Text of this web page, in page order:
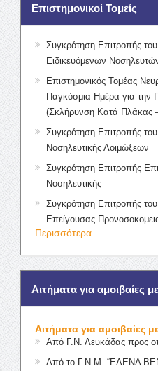
Επιστημονικοί Τομείς
Συγκρότηση Επιτροπής
Ειδικευόμενων
Επιστημονικός Τομέας
Παγκόσμια Ημέρα για
(Σκλήρυνση Κατά Πλάκας
Συγκρότηση Επιτροπής
Νοσηλευτικής Λοιμώξεων
Συγκρότηση Επιτροπής
Νοσηλευτικής
Συγκρότηση Επιτροπής
Επείγουσας
Περισσότερα
Αιτήματα για αμοιβαίες
Αιτήματα για αμοιβαίες
Από Γ.Ν. Λευκάδας προς
Από το Γ.Ν.Μ. “ΕΛΕΝΑ